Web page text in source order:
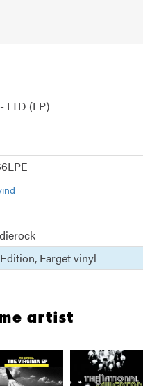
LTD (LP)
Farget vinyl
artist